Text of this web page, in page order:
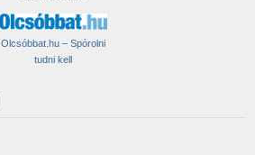
Olcsóbbat.hu – Spórolni
tudni kell